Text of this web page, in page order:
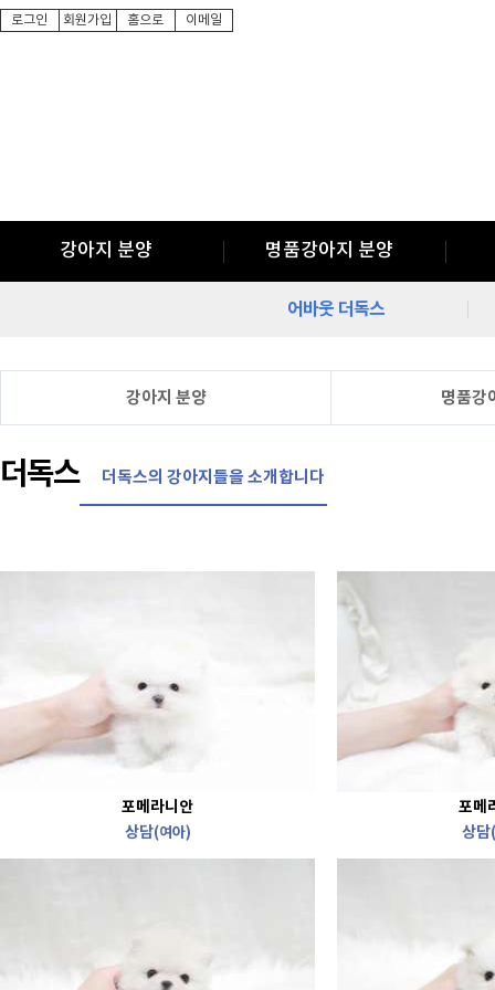
로그인 회원가입 홈으로 이메일
강아지 분양 명품강아지 분양
어바웃 더독스
강아지 분양 명품강
더독스 더독스의 강아지들을 소개합니다
포메라니안
상담(여아)
포메
상담